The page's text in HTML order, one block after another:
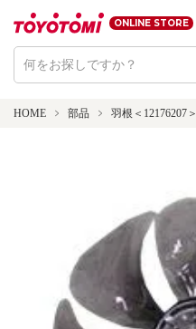
ONLINE STORE
HOME 部品 羽根＜12176207＞